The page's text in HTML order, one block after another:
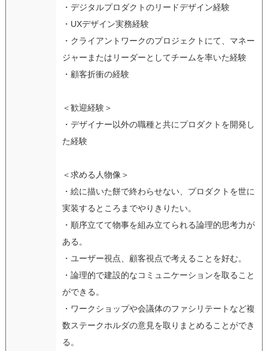
・デジタルプロダクトのリードデザイン経験
・UXデザイン実務経験
・クライアントワークのプロジェクトにて、マネー
ジャーまたはリーダーとしてチームを率いた経験
・顧客折衝の経験
＜歓迎経験＞
・デザイナー以外の職種と共にプロダクトを開発し
た経験
＜求める人物像＞
・絵に描いた餅で終わらせない、プロダクトを世に
実装するところまでやりきりたい。
・順序立てて物事を組み立てられる論理的思考力が
ある。
・ユーザー視点、顧客視点で考えることを好む。
・論理的で建設的なコミュニケーションを取ること
ができる。
・ワークショップや会議体のファシリテートなど複
数ステークホルダの意見を取りまとめることができ
る。